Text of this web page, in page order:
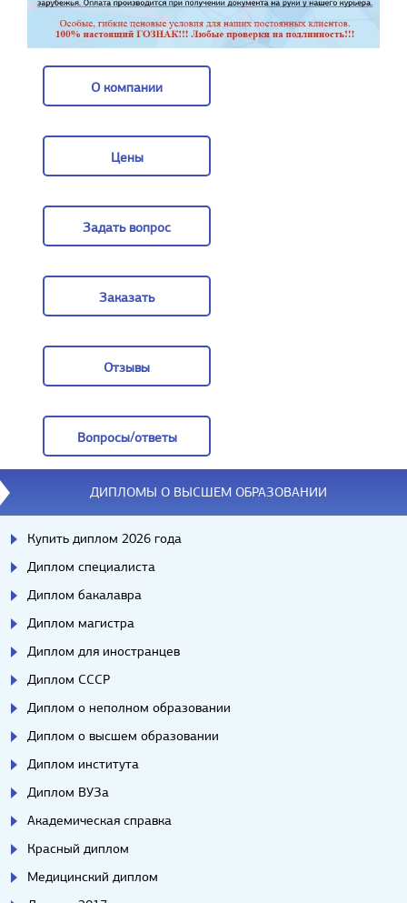
О компании
Цены
Задать вопрос
Заказать
Отзывы
Вопросы/ответы
Вопросы/ответы
ДИПЛОМЫ О ВЫСШЕМ ОБРАЗОВАНИИ
Купить диплом 2026 года
Диплом специалиста
Диплом бакалавра
Диплом магистра
Диплом для иностранцев
Диплом СССР
Диплом о неполном образовании
Диплом о высшем образовании
Диплом института
Диплом ВУЗа
Академическая справка
Красный диплом
Медицинский диплом